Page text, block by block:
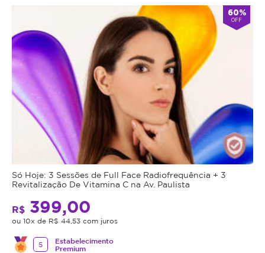
60%
OFF
Só Hoje: 3 Sessões de Full Face Radiofrequência + 3
Revitalização De Vitamina C na Av. Paulista
R$ 399,00
ou 10x de R$ 44,53 com juros
5
Estabelecimento
Premium